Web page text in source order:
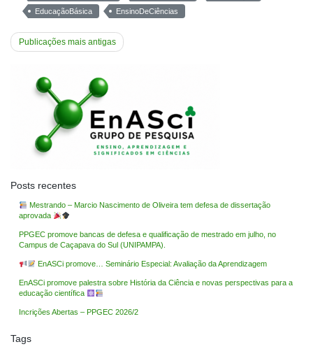
EducaçãoBásica
EnsinoDeCiências
Navegação
posts
Publicações mais antigas
Posts recentes
Mestrando – Marcio Nascimento de Oliveira tem defesa de dissertação
aprovada
PPGEC promove bancas de defesa e qualificação de mestrado em julho, no
Campus de Caçapava do Sul (UNIPAMPA).
EnASCi promove… Seminário Especial: Avaliação da Aprendizagem
EnASCi promove palestra sobre História da Ciência e novas perspectivas para a
educação científica
Incrições Abertas – PPGEC 2026/2
Tags